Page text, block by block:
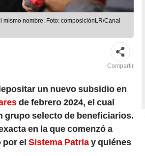
nombre. Foto: composiciónLR/Canal
Compartir
de febrero 2024, el cual
selecto de beneficiarios.
en la que comenzó a
por elSistema Patriay quiénes